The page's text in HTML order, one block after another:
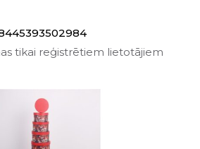
tikai reģistrētiem lietotājiem